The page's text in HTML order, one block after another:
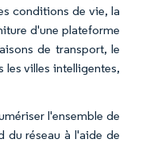
conditions de vie, la
d'une plateforme
de transport, le
les villes intelligentes,
l'ensemble de
du réseau à l'aide de